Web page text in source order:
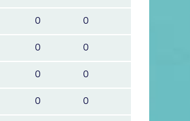
0 0
0 0
0 0
0 0